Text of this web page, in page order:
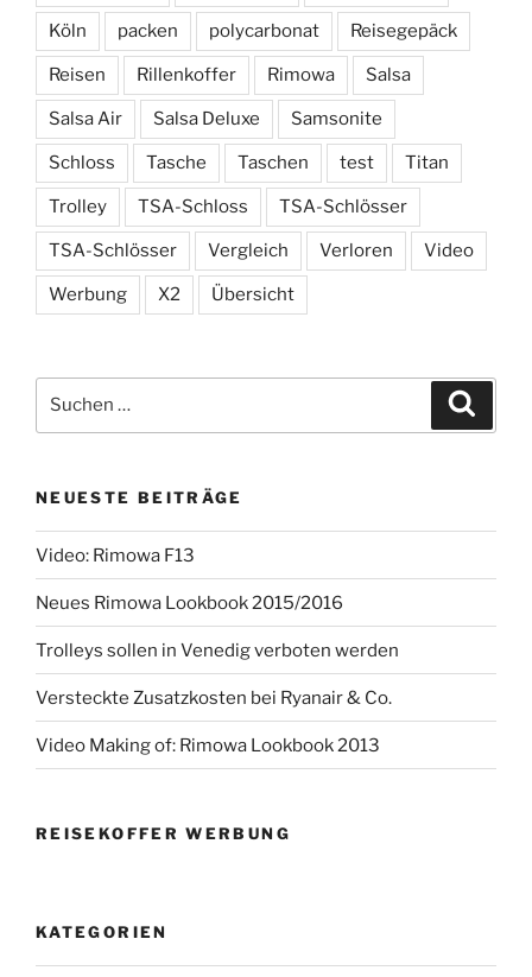
Köln packen polycarbonat Reisegepäck
Reisen Rillenkoffer Rimowa Salsa
Salsa Air Salsa Deluxe Samsonite
Schloss Tasche Taschen test Titan
Trolley TSA-Schloss TSA-Schlösser
TSA-Schlösser Vergleich Verloren Video
Werbung X2 Übersicht
nach:
NEUESTE BEITRÄGE
Video: Rimowa F13
Neues Rimowa Lookbook 2015/2016
Trolleys sollen in Venedig verboten werden
Versteckte Zusatzkosten bei Ryanair & Co.
Video Making of: Rimowa Lookbook 2013
REISEKOFFER WERBUNG
KATEGORIEN